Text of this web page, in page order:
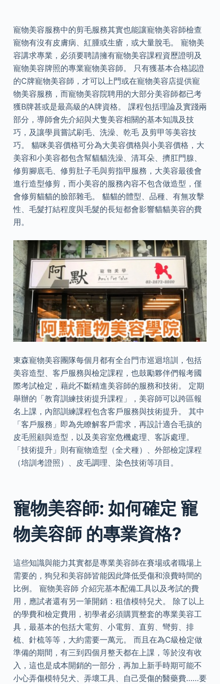
寵物美容服務中的剪毛服務其實也能讓寵物美容師檢查
寵物有沒有皮膚病、紅腫或生瘡，或大量脫毛。 寵物美
容講求專業，必須要聘請擁有寵物美容課程資歷證明及
寵物美容牌照的專業寵物美容師。 只有獲基本合格認證
的C牌寵物美容師，才可以上門或在寵物美容店提供寵
物美容服務，而寵物美容院聘用的大部分美容師都已考
獲B牌甚或是最高級的A牌資格。 課程包括理論及實踐兩
部分，導師會先介紹與犬隻美容相關的基本知識及技
巧，及讓學員嘗試刷毛、洗澡、乾毛 及剪甲等美容技
巧。 貓咪美容價格可分為大美容價格與小美容價格，大
美容和小美容都包含幫貓貓洗澡、清耳朵、擠肛門腺、
修剪腳底毛、修剪肚子毛與剪指甲服務，大美容最後會
進行造型修剪，而小美容的服務內容不包含做造型，僅
會修剪貓貓的臉部雜毛。 貓貓的體型、品種、有無攻擊
性、毛髮打結程度與毛髮的長短都會影響貓貓美容的費
用。
東森寵物美容團隊每個月都有全台門市巡迴培訓，包括
美容造型、客戶服務與檢定課程，也鼓勵夥伴們報考國
際考試檢定，藉此不斷精進美容師的服務和技術。 定期
舉辦的「教育訓練技術提升課程」，美容師可以跨區報
名上課，內部訓練課程包含客戶服務與技術提升。 其中
「客戶服務」即為先瞭解客戶需求，再設計適合毛孩的
皮毛照顧與造型，以及美容室危機處理、客訴處理。
「技術提升」則有寵物造型（全犬種）、外部檢定課程
（培訓考證照）、皮毛調理、染色技術等項目。
寵物美容師: 如何確定 寵
物美容師 的專業資格?
這些知識與能力其實都是專業美容師在賽場或者職場上
需要的，狗兒和美容師皆能因此降低受傷和浪費時間的
比例。 寵物美容師 介紹完基本配備工具以及考試的費
用，應試者還有另一筆開銷：租借模特兒犬。 除了以上
的學費和檢定費用，初學者必須購買整套的專業美容工
具，最基本的包括大電剪、小電剪、直剪、彎剪、排
梳、針梳等等，大約需要一萬元。 而且在為C級檢定做
準備的期間，有三到四個月整天都在上課，等於沒有收
入，這也是成本開銷的一部分，再加上新手時期可能不
小心弄傷模特兒犬、弄壞工具、自己受傷的醫藥費……要